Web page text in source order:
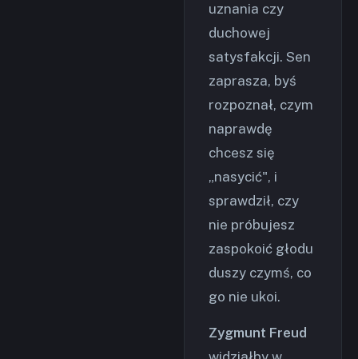
uznania czy
duchowej
satysfakcji. Sen
zaprasza, byś
rozpoznał, czym
naprawdę
chcesz się
„nasycić", i
sprawdził, czy
nie próbujesz
zaspokoić głodu
duszy czymś, co
go nie ukoi.
Zygmunt Freud